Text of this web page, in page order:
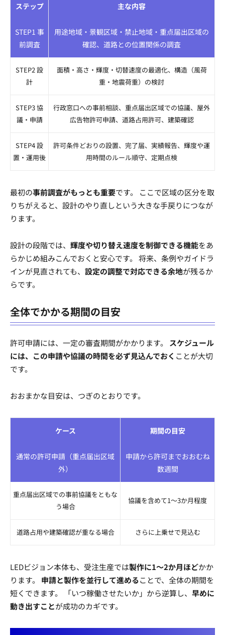
ステップ 主な内容
STEP1 事
前調査
用途地域・景観区域・禁止地域・重点届出区域の
確認、道路との位置関係の調査
STEP2 設
計
面積・高さ・輝度・切替速度の最適化、構造（風荷
重・地震荷重）の検討
STEP3 協
議・申請
行政窓口への事前相談、重点届出区域での協議、屋外
広告物許可申請、道路占用許可、建築確認
STEP4 設
置・運用後
許可条件どおりの設置、完了届、実績報告、輝度や運
用時間のルール順守、定期点検
最初の事前調査がもっとも重要です。 ここで区域の区分を取
りちがえると、設計のやり直しという大きな手戻りにつなが
ります。
設計の段階では、 輝度や切り替え速度を制御できる機能をあ
らかじめ組みこんでおくと安心です。 将来、条例やガイドラ
インが見直されても、 設定の調整で対応できる余地が残るか
らです。
全体でかかる期間の目安
許可申請には、一定の審査期間がかかります。 スケジュール
には、この申請や協議の時間を必ず見込んでおく ことが大切
です。
おおまかな目安は、つぎのとおりです。
ケース 期間の目安
通常の許可申請（重点届出区域
外）
申請から許可までおおむね
数週間
重点届出区域での事前協議をともな
う場合
協議を含めて1〜3か月程度
道路占用や建築確認が重なる場合 さらに上乗せで見込む
LEDビジョン本体も、受注生産では製作に1〜2か月ほどかか
ります。 申請と製作を並行して進めることで、全体の期間を
短くできます。 「いつ稼働させたいか」から逆算し、 早めに
動き出すことが成功のカギです。